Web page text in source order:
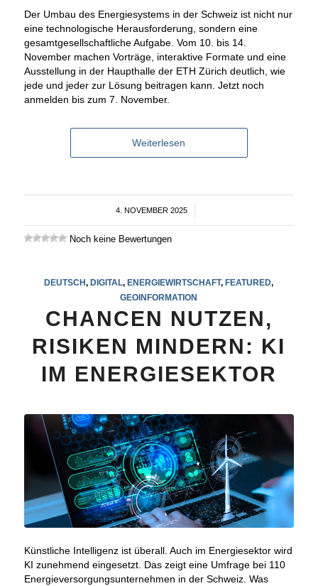
Der Umbau des Energiesystems in der Schweiz ist nicht nur
eine technologische Herausforderung, sondern eine
gesamtgesellschaftliche Aufgabe. Vom 10. bis 14.
November machen Vorträge, interaktive Formate und eine
Ausstellung in der Haupthalle der ETH Zürich deutlich, wie
jede und jeder zur Lösung beitragen kann. Jetzt noch
anmelden bis zum 7. November.
Weiterlesen
4. NOVEMBER 2025
/
Noch keine Bewertungen
DEUTSCH,DIGITAL,ENERGIEWIRTSCHAFT,FEATURED,
GEOINFORMATION
CHANCEN NUTZEN,
RISIKEN MINDERN: KI
IM ENERGIESEKTOR
Künstliche Intelligenz ist überall. Auch im Energiesektor wird
KI zunehmend eingesetzt. Das zeigt eine Umfrage bei 110
Energieversorgungsunternehmen in der Schweiz. Was